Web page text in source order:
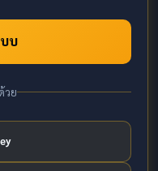
บ
วย